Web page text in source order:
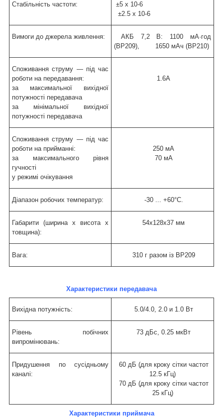
Стабільність частоти:
±5 х 10-6
±2.5 х 10-6
Вимоги до джерела живлення:
АКБ 7,2 В: 1100 мА·год
(BP209), 1650 мАч (BP210)
Споживання струму — під час
роботи на передавання:
за максимальної вихідної
потужності передавача
за мінімальної вихідної
потужності передавача
1.6А
Споживання струму — під час
роботи на прийманні:
за максимального рівня
гучності
у режимі очікування
250 мА
70 мА
Діапазон робочих температур: -30 ... +60°С.
Габарити (ширина x висота x
товщина):
54х128х37 мм
Вага: 310 г разом із BP209
Характеристики передавача
Вихідна потужність: 5.0/4.0, 2.0 и 1.0 Вт
Рівень побічних
випромінювань:
73 дБс, 0.25 мкВт
Придушення по сусідньому
каналі:
60 дБ (для кроку сітки частот
12.5 кГц)
70 дБ (для кроку сітки частот
25 кГц)
Характеристики приймача